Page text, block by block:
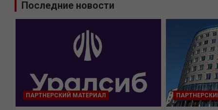
Последние новости
ПАРТНЕРСКИЙ МАТЕРИАЛ